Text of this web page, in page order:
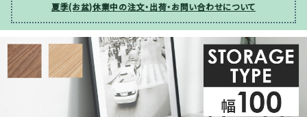
夏季(お盆)休業中の注文・出荷・お問い合わせについて